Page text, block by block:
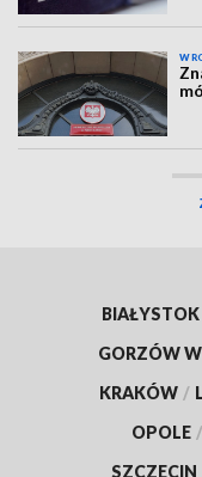
BIAŁYSTOK
GORZÓW
KRAKÓW /
OPOLE /
SZCZECIN